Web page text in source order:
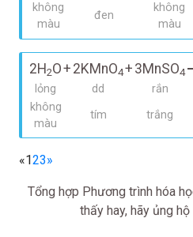
không
màu
đen
không
màu
2H 2O+ 2KMnO4+ 3MnSO4
lỏng dd rắn
không
màu
tím trắng
«123»
Tổng hợp Phương trình hóa
thấy hay, hãy ủng